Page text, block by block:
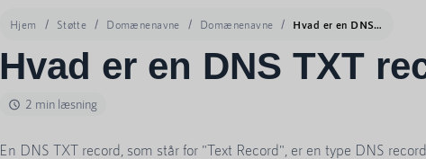
Hjem Støtte Domænenavne Domænenavne Hvad er en DNS TXT record?
Hvad er en DNS TXT
2 min læsning
En DNS TXT record, som står for "Text Record", er en type DNS